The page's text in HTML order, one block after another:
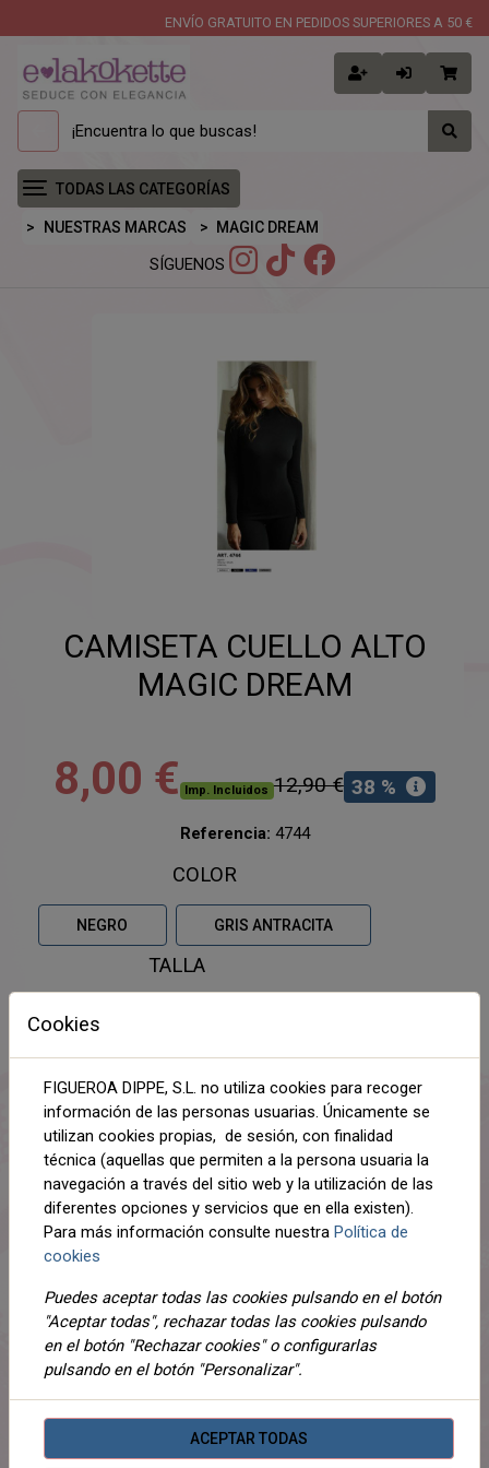
ENVÍO GRATUITO EN PEDIDOS SUPERIORES A 50 €
TODAS LAS CATEGORÍAS
NUESTRAS MARCAS MAGIC DREAM
SÍGUENOS
CAMISETA CUELLO ALTO
MAGIC DREAM
8,00 € Imp. Incluidos 12,90 € 38 %
Referencia: 4744
COLOR
NEGRO GRIS ANTRACITA
TALLA
S
Esta combinación no existe para este producto. Por
favor, seleccione otra combinación.
Compartir
DESCRIPCIÓN
DETALLES
OPINIONES
Cookies
FIGUEROA DIPPE, S.L. no utiliza cookies para recoger
información de las personas usuarias. Únicamente se
utilizan cookies propias, de sesión, con finalidad
técnica (aquellas que permiten a la persona usuaria la
navegación a través del sitio web y la utilización de las
diferentes opciones y servicios que en ella existen).
Para más información consulte nuestra Política de
cookies
Puedes aceptar todas las cookies pulsando en el botón
"Aceptar todas", rechazar todas las cookies pulsando
en el botón "Rechazar cookies" o configurarlas
pulsando en el botón "Personalizar".
ACEPTAR TODAS